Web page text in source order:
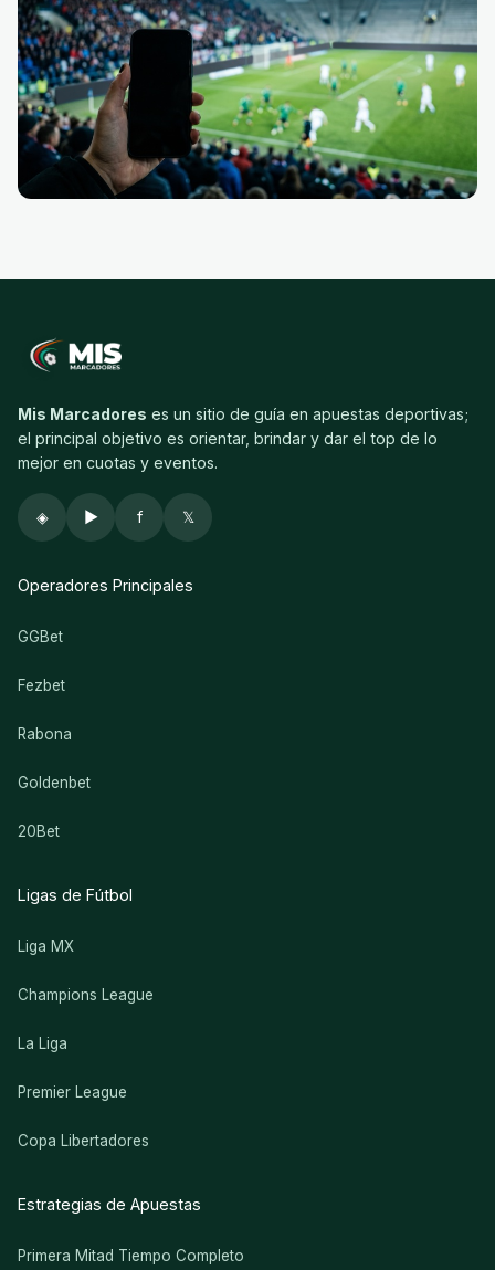
Mis Marcadores es un sitio de guía en apuestas deportivas;
el principal objetivo es orientar, brindar y dar el top de lo
mejor en cuotas y eventos.
◈ ▶ f 𝕏
Operadores Principales
GGBet
Fezbet
Rabona
Goldenbet
20Bet
Ligas de Fútbol
Liga MX
Champions League
La Liga
Premier League
Copa Libertadores
Estrategias de Apuestas
Primera Mitad Tiempo Completo